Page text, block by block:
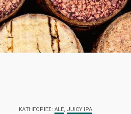
ΚΑΤΗΓΟΡΊΕΣ: ALE, JUICY IPA